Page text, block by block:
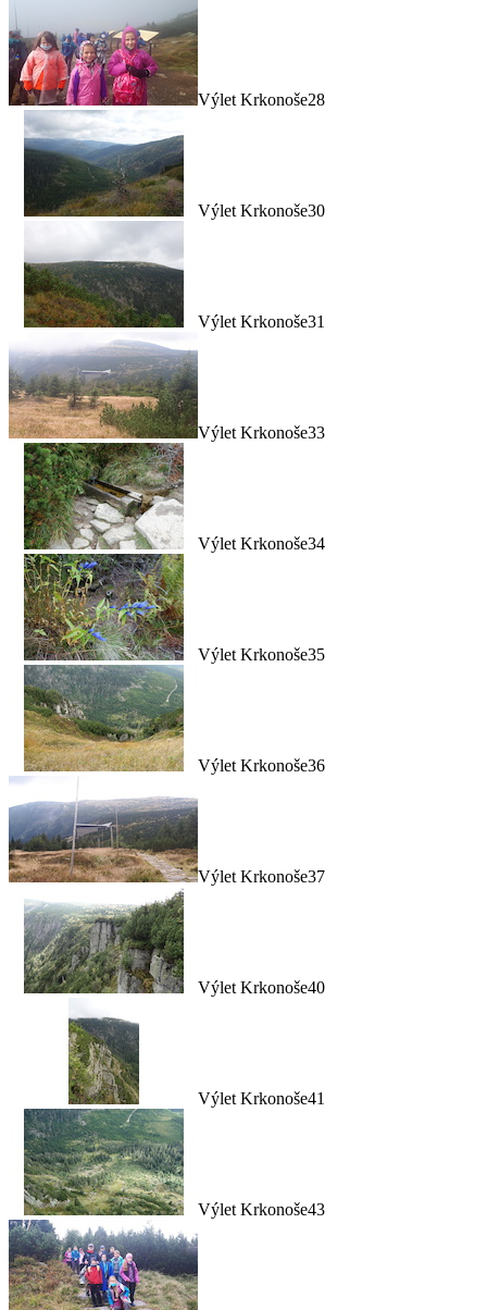
Výlet Krkonoše28
Výlet Krkonoše30
Výlet Krkonoše31
Výlet Krkonoše33
Výlet Krkonoše34
Výlet Krkonoše35
Výlet Krkonoše36
Výlet Krkonoše37
Výlet Krkonoše40
Výlet Krkonoše41
Výlet Krkonoše43